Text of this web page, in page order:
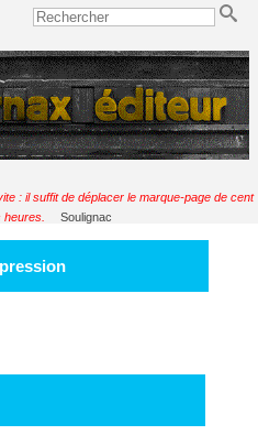
: il suffit de déplacer le marque-page de cent
Soulignac